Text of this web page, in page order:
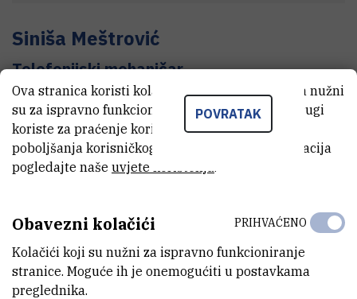
Siniša Meštrović
Telefonijski mehaničar
E-MAIL
Sinisa.Mestrovic@irb.hr
MOBITEL
+385 92 285 2210
INTERNI BROJ
POVRATAK
Ova stranica koristi kolačiće. Neki od tih kolačića nužni
su za ispravno funkcioniranje stranice, dok se drugi
koriste za praćenje korištenja stranice radi
poboljšanja korisničkog iskustva. Za više informacija
pogledajte naše uvjete korištenja
Obavezni kolačići
Kolačići koji su nužni za ispravno funkcioniranje
stranice. Moguće ih je onemogućiti u postavkama
preglednika.
PRIHVAĆENO